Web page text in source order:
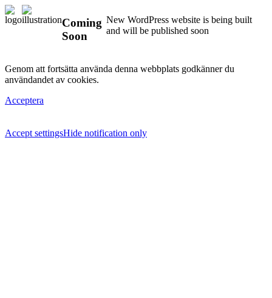
Coming
Soon
New WordPress website is being built
and will be published soon
Genom att fortsätta använda denna webbplats godkänner du
användandet av cookies.
Acceptera
Accept settingsHide notification only